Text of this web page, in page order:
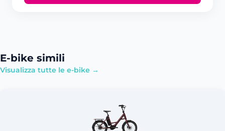
E-bike simili
Visualizza tutte le e-bike →